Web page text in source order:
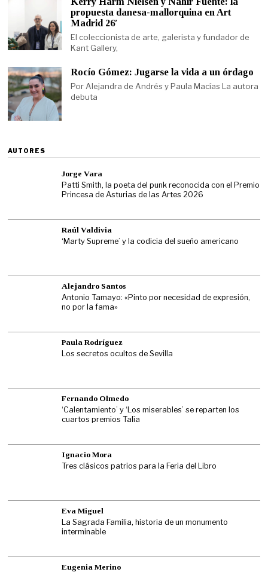
propuesta danesa-mallorquina en Art
Madrid 26′
El coleccionista de arte, galerista y fundador de
Kant Gallery,
Rocío Gómez: Jugarse la vida a un órdago
Por Alejandra de Andrés y Paula Macías La autora
debuta
AUTORES
Jorge Vara
Patti Smith, la poeta del punk reconocida con el Premio
Princesa de Asturias de las Artes 2026
Raúl Valdivia
‘Marty Supreme’ y la codicia del sueño americano
Alejandro Santos
Antonio Tamayo: «Pinto por necesidad de expresión,
no por la fama»
Paula Rodríguez
Los secretos ocultos de Sevilla
Fernando Olmedo
‘Calentamiento’ y ‘Los miserables’ se reparten los
cuartos premios Talía
Ignacio Mora
Tres clásicos patrios para la Feria del Libro
Eva Miguel
La Sagrada Familia, historia de un monumento
interminable
Eugenia Merino